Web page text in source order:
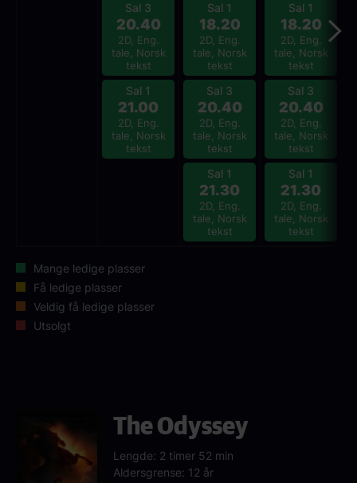
Sal 3
20.40
2D, Eng.
tale, Norsk
tekst
Sal 1
21.00
2D, Eng.
tale, Norsk
tekst
Sal 1
18.20
2D, Eng.
tale, Norsk
tekst
Sal 3
20.40
2D, Eng.
tale, Norsk
tekst
Sal 1
21.30
2D, Eng.
tale, Norsk
tekst
Sal 1
18.20
2D, Eng.
tale, Norsk
tekst
Sal 3
20.40
2D, Eng.
tale, Norsk
tekst
Sal 1
21.30
2D, Eng.
tale, Norsk
tekst
Mange ledige plasser
Få ledige plasser
Veldig få ledige plasser
Utsolgt
The Odyssey
Lengde: 2 timer 52 min
Aldersgrense: 12 år